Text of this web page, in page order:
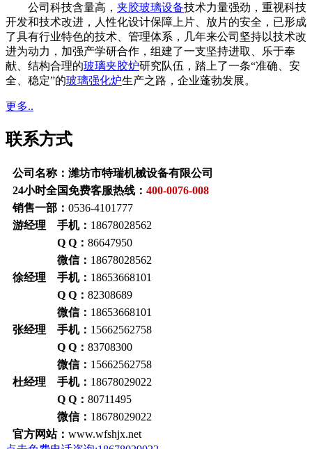
公司科技含量高， 夹胶玻璃设备技术力量强劲，重视科技
开发和技术改进，人性化设计保障上片、放片的安全，已形成
了具有行业特色的技术、管理体系，几年来公司坚持以技术改
进为动力，加强产学研合作，组建了一支坚持进取、乐于奉
献、结构合理的玻璃夹胶炉研究队伍，踏上了一条“准确、安
全、稳定”的玻璃强化炉生产之路，企业蓬勃发展。
更多..
联系方式
公司名称：潍坊市特瑞机械设备有限公司
24小时全国免费客服热线： 400-0076-008
销售一部： 0536-4101777
游经理 手机： 18678028562
Q Q： 86647950
微信： 18678028562
徐经理 手机： 18653668101
Q Q： 82308689
微信： 18653668101
张经理 手机： 15662562758
Q Q： 83708300
微信： 15662562758
杜经理 手机： 18678029022
Q Q： 80711495
微信： 18678029022
官方网站： www.wfshjx.net